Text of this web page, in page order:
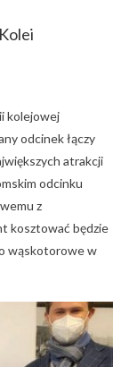
kolejowej
odcinek łączy
atrakcji
odcinku
z
kosztować będzie
wąskotorowe w